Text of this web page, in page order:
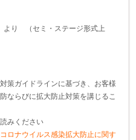
より （セミ・ステージ形式上
策ガイドラインに基づき、お客様
ならびに拡大防止対策を講じるこ
みください
ロナウイルス感染拡大防止に関す